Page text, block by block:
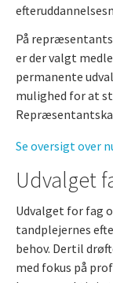
På
er der valgt
permanente
mulighed for at
Se oversigt over
Udvalget
Udvalget for fag
tandplejernes
behov. Dertil
med fokus på